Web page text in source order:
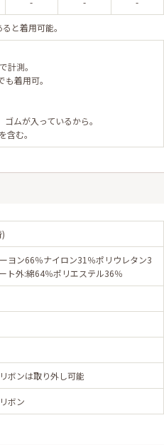
と着用可能。
計測。
着用可。
ムが入っているから。
含む。
ヨン66％ナイロン31％ポリウレタン3
ト外:綿64％ポリエステル36％
ボンは取り外し可能
ボン